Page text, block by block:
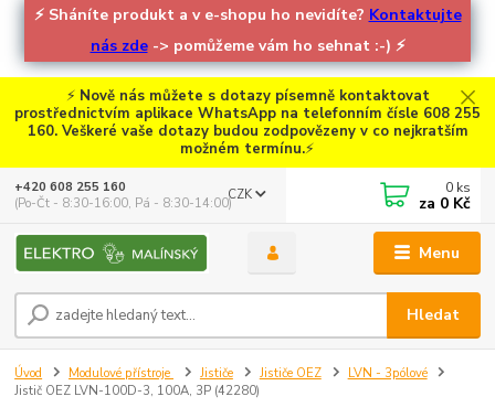
⚡ Sháníte produkt a v e-shopu ho nevidíte? Kontaktujte
nás zde-> pomůžeme vám ho sehnat :-) ⚡
⚡ Nově nás můžete s dotazy písemně kontaktovat
prostřednictvím aplikace WhatsApp na telefonním čísle 608 255
160. Veškeré vaše dotazy budou zodpovězeny v co nejkratším
možném termínu.⚡
Menu
CZK
Hledat
+420 608 255 160
(Po-Čt - 8:30-16:00, Pá - 8:30-14:00)
0 ks
za 0 Kč
Úvod Modulové přístroje Jističe Jističe OEZ
LVN - 3pólové
Jistič OEZ LVN-100D-3, 100A, 3P (42280)